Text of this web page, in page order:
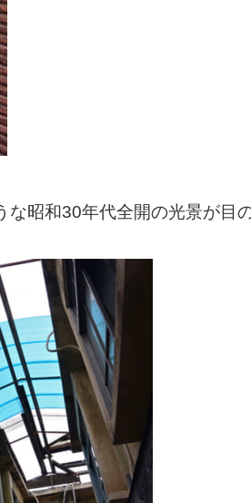
昭和30年代全開の光景が目